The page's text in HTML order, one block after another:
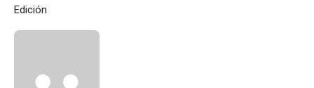
Edición